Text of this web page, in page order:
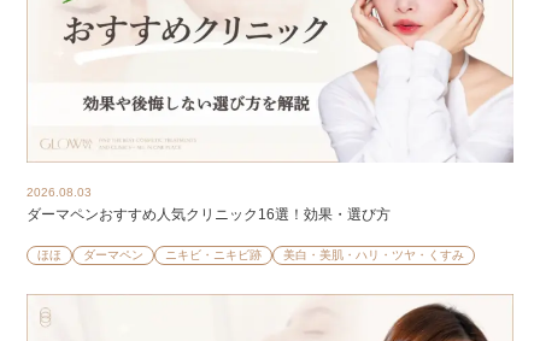
2026.08.03
ダーマペンおすすめ人気クリニック16選！効果・選び方
ほほ ダーマペン ニキビ・ニキビ跡 美白・美肌・ハリ・ツヤ・くすみ